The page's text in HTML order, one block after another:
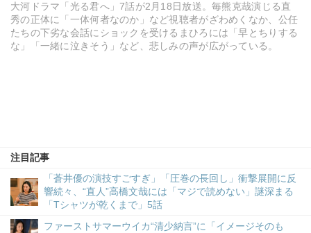
大河ドラマ「光る君へ」7話が2月18日放送。毎熊克哉演じる直
秀の正体に「一体何者なのか」など視聴者がざわめくなか、公任
たちの下劣な会話にショックを受けるまひろには「早とちりする
な」「一緒に泣きそう」など、悲しみの声が広がっている。
注目記事
「蒼井優の演技すごすぎ」「圧巻の長回し」衝撃展開に反
響続々、“直人”高橋文哉には「マジで読めない」謎深まる
「Tシャツが乾くまで」5話
ファーストサマーウイカ“清少納言”に「イメージそのも